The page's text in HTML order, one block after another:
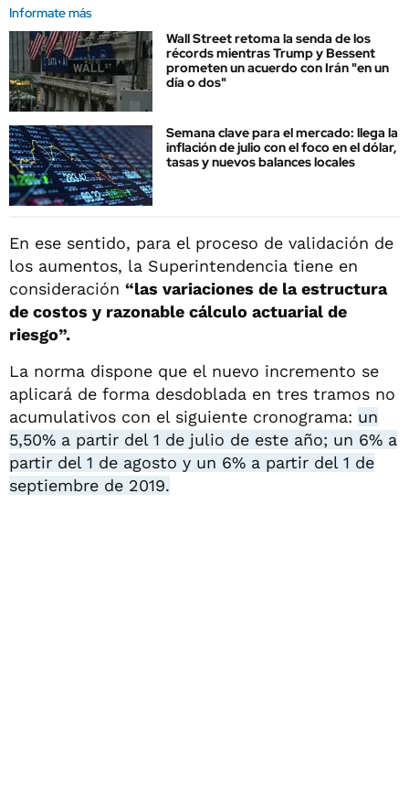
Informate más
Wall Street retoma la senda de los
récords mientras Trump y Bessent
prometen un acuerdo con Irán "en un
día o dos"
Semana clave para el mercado: llega la
inflación de julio con el foco en el dólar,
tasas y nuevos balances locales
En ese sentido, para el proceso de validación de
los aumentos, la Superintendencia tiene en
consideración “las variaciones de la estructura
de costos y razonable cálculo actuarial de
riesgo”.
La norma dispone que el nuevo incremento se
aplicará de forma desdoblada en tres tramos no
acumulativos con el siguiente cronograma: un
5,50% a partir del 1 de julio de este año; un 6% a
partir del 1 de agosto y un 6% a partir del 1 de
septiembre de 2019.